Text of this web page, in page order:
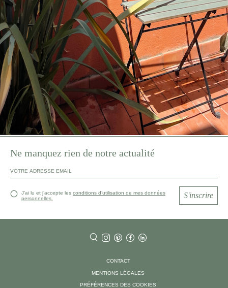
Ne manquez rien de notre actualité
J’ai lu et j’accepte les conditions d’utilisation de mes données
personnelles.
S'inscrire
CONTACT
MENTIONS LÉGALES
PRÉFÉRENCES DES COOKIES